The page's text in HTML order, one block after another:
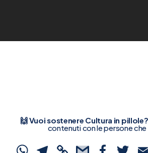
🙌 Vuoi sostenere Cultura in pillole?
contenuti con le persone